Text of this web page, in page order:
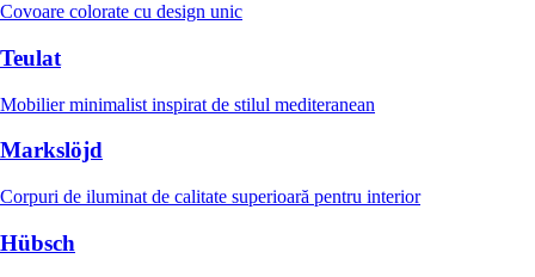
Covoare colorate cu design unic
Teulat
Mobilier minimalist inspirat de stilul mediteranean
Markslöjd
Corpuri de iluminat de calitate superioară pentru interior
Hübsch